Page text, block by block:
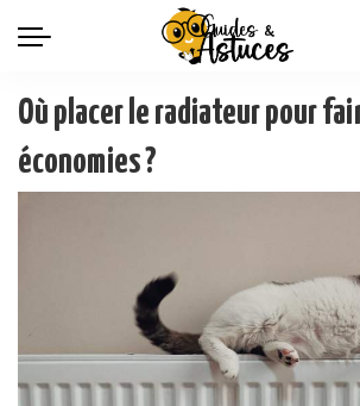
Où placer le radiateur pour
économies ?